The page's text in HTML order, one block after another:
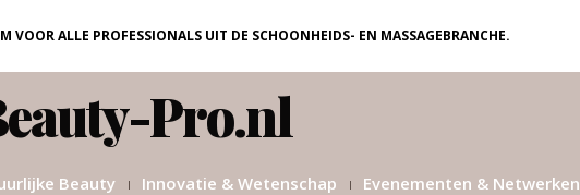
VOOR ALLE PROFESSIONALS UIT DE SCHOONHEIDS- EN MASSAGEBRANCHE.
Pro.nl
Beauty Innovatie & Wetenschap Evenementen & Netwerken